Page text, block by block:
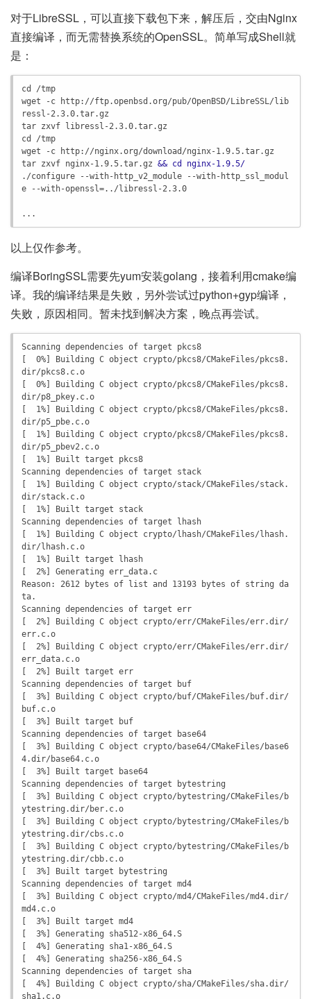
对于LibreSSL，可以直接下载包下来，解压后，交由Nginx
直接编译，而无需替换系统的OpenSSL。简单写成Shell就
是：
cd /tmp
wget -c http://ftp.openbsd.org/pub/OpenBSD/LibreSSL/lib
ressl-2.3.0.tar.gz
tar zxvf libressl-2.3.0.tar.gz
cd /tmp
wget -c http://nginx.org/download/nginx-1.9.5.tar.gz
tar zxvf nginx-1.9.5.tar.gz && cd nginx-1.9.5/
./configure --with-http_v2_module --with-http_ssl_modul
e --with-openssl=../libressl-2.3.0
...
以上仅作参考。
编译BoringSSL需要先yum安装golang，接着利用cmake编
译。我的编译结果是失败，另外尝试过python+gyp编译，
失败，原因相同。暂未找到解决方案，晚点再尝试。
Scanning dependencies of target pkcs8
[  0%] Building C object crypto/pkcs8/CMakeFiles/pkcs8.
dir/pkcs8.c.o
[  0%] Building C object crypto/pkcs8/CMakeFiles/pkcs8.
dir/p8_pkey.c.o
[  1%] Building C object crypto/pkcs8/CMakeFiles/pkcs8.
dir/p5_pbe.c.o
[  1%] Building C object crypto/pkcs8/CMakeFiles/pkcs8.
dir/p5_pbev2.c.o
[  1%] Built target pkcs8
Scanning dependencies of target stack
[  1%] Building C object crypto/stack/CMakeFiles/stack.
dir/stack.c.o
[  1%] Built target stack
Scanning dependencies of target lhash
[  1%] Building C object crypto/lhash/CMakeFiles/lhash.
dir/lhash.c.o
[  1%] Built target lhash
[  2%] Generating err_data.c
Reason: 2612 bytes of list and 13193 bytes of string da
ta.
Scanning dependencies of target err
[  2%] Building C object crypto/err/CMakeFiles/err.dir/
err.c.o
[  2%] Building C object crypto/err/CMakeFiles/err.dir/
err_data.c.o
[  2%] Built target err
Scanning dependencies of target buf
[  3%] Building C object crypto/buf/CMakeFiles/buf.dir/
buf.c.o
[  3%] Built target buf
Scanning dependencies of target base64
[  3%] Building C object crypto/base64/CMakeFiles/base6
4.dir/base64.c.o
[  3%] Built target base64
Scanning dependencies of target bytestring
[  3%] Building C object crypto/bytestring/CMakeFiles/b
ytestring.dir/ber.c.o
[  3%] Building C object crypto/bytestring/CMakeFiles/b
ytestring.dir/cbs.c.o
[  3%] Building C object crypto/bytestring/CMakeFiles/b
ytestring.dir/cbb.c.o
[  3%] Built target bytestring
Scanning dependencies of target md4
[  3%] Building C object crypto/md4/CMakeFiles/md4.dir/
md4.c.o
[  3%] Built target md4
[  3%] Generating sha512-x86_64.S
[  4%] Generating sha1-x86_64.S
[  4%] Generating sha256-x86_64.S
Scanning dependencies of target sha
[  4%] Building C object crypto/sha/CMakeFiles/sha.dir/
sha1.c.o